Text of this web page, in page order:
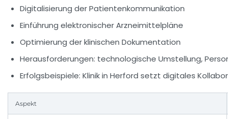
Digitalisierung der Patientenkommunikation
Einführung elektronischer Arzneimittelpläne
Optimierung der klinischen Dokumentation
Herausforderungen: technologische Umstellung,
Erfolgsbeispiele: Klinik in Herford setzt digitales
Aspekt